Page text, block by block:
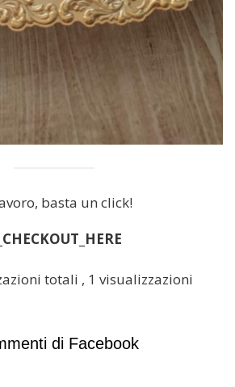
basta un click!
totali , 1 visualizzazioni
di Facebook